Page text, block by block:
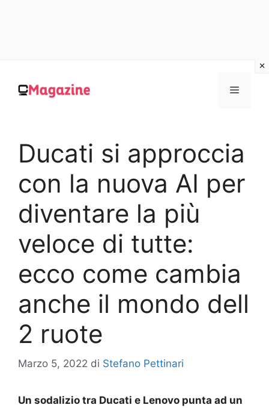
contenuto
MENU
Ducati si approccia
con la nuova AI per
diventare la più
veloce di tutte:
ecco come cambia
anche il mondo dell
2 ruote
Marzo 5, 2022 di Stefano Pettinari
Un sodalizio tra Ducati e Lenovo punta ad un